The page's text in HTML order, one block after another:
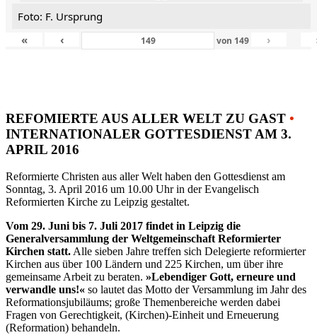
Foto: F. Ursprung
«
‹ von 149 ›
REFOMIERTE AUS ALLER WELT ZU GAST •
INTERNATIONALER GOTTESDIENST AM 3.
APRIL 2016
Reformierte Christen aus aller Welt haben den Gottesdienst am
Sonntag, 3. April 2016 um 10.00 Uhr in der Evangelisch
Reformierten Kirche zu Leipzig gestaltet.
Vom 29. Juni bis 7. Juli 2017 findet in Leipzig die
Generalversammlung der Weltgemeinschaft Reformierter
Kirchen statt.Alle sieben Jahre treffen sich Delegierte reformierter
Kirchen aus über 100 Ländern und 225 Kirchen, um über ihre
gemeinsame Arbeit zu beraten. »Lebendiger Gott, erneure und
verwandle uns!« so lautet das Motto der Versammlung im Jahr des
Reformationsjubiläums; große Themenbereiche werden dabei
Fragen von Gerechtigkeit, (Kirchen)-Einheit und Erneuerung
(Reformation) behandeln.